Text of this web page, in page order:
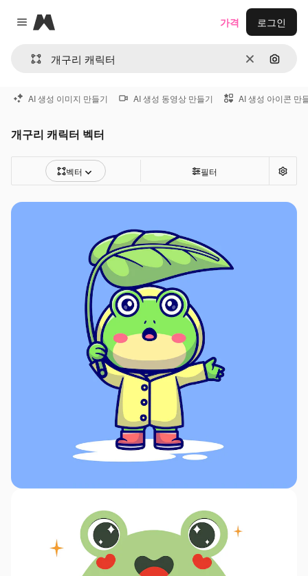
Close menu
Magnific
지우기이미지
가격 로그인
AI 생성 이미지 만들기 AI 생성 동영상 만들기 AI 생성 아이콘 만
개구리 캐릭터 벡터
벡터 필터